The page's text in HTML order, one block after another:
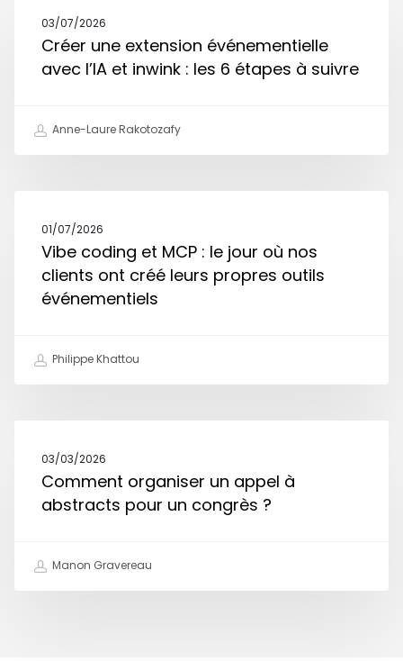
03/07/2026
Créer une extension événementielle
avec l’IA et inwink : les 6 étapes à suivre
Anne-Laure Rakotozafy
01/07/2026
Vibe coding et MCP : le jour où nos
clients ont créé leurs propres outils
événementiels
Philippe Khattou
03/03/2026
Comment organiser un appel à
abstracts pour un congrès ?
Manon Gravereau